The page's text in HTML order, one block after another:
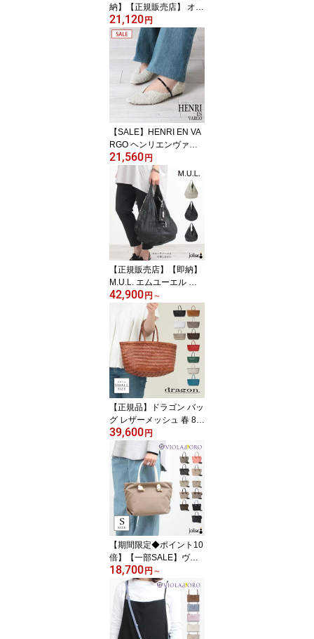
納】【正規販売店】 オル
セット 折り財布 ストラ
ップ付き ウォレット OR
SETTO 03-005-20 ミニ
財布 コンパクト財布 大
人 おしゃれ シンプル チ
ャーム 小さい財布 カー
ドケース キャッシュレス
本革 新品 ギフト 誕生日
21,120円
【SALE】HENRI EN VA
RGO ヘンリエンヴァー
ゴ KATE 242067 パンプ
ス ｜ケイト メリージェ
ーン ロングノーズスクエ
ア ストラップ レザー エ
ナメル ファー ローヒー
ル きれいめトレンド 人
気 レディース 日本製 正
規品【▼30】
21,560円
【正規販売店】【即納】
M.U.L. エムユーエル バ
ッグ バーティカルトート
ソフトダメージオイルレ
ザー MUL-101 | mul bag
牛革 経年変化 かっこい
い SNS インスタグラム i
nstagram メンズ レディ
ース 男性 女性 ユニセッ
クス 日本製 新品 店舗 正
規品 クーポン対象外
42,900円 ～
【正規品】ドラゴン バッ
グ レザーメッシュ 春 88
11 DRAGON DIFFUSIO
N 春バッグ BAMBOO TR
IPLE JUMP SMALL かご
バッグ トート 籠バッグ
ブランド 大人 バスケッ
ト 革 ギフト 誕生日 新品
正規品
39,600円
【期間限定◆ポイント10
倍】【一部SALE】ヴィ
オラドーロ バッグ ナイ
ロン VIOLAd'ORO ノッ
ト トート BIANCA V217
4 / V2224 / V2252 / V228
2 Sサイズ トートバッグ
大人カジュアル 2WAY 小
18,700円 ～